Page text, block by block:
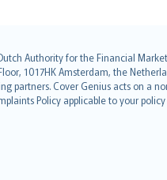
Authority for the Financial
1017HK Amsterdam, the
partners. Cover Genius acts on a
Policy applicable to your